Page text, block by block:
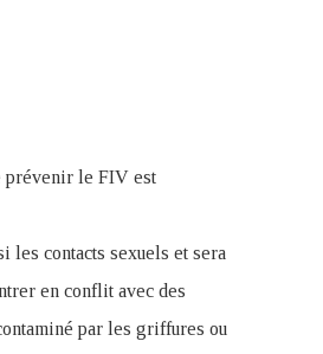
prévenir le FIV est
les contacts sexuels et sera
en conflit avec des
par les griffures ou